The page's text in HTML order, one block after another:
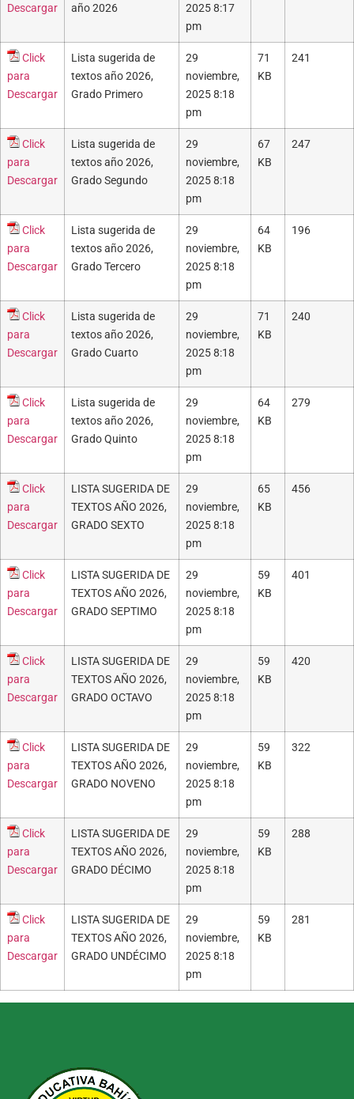
Descargar
año 2026
2025 8:17
pm
Click
para
Descargar
Lista sugerida de
textos año 2026,
Grado Primero
29
noviembre,
2025 8:18
pm
71
KB
241
Click
para
Descargar
Lista sugerida de
textos año 2026,
Grado Segundo
29
noviembre,
2025 8:18
pm
67
KB
247
Click
para
Descargar
Lista sugerida de
textos año 2026,
Grado Tercero
29
noviembre,
2025 8:18
pm
64
KB
196
Click
para
Descargar
Lista sugerida de
textos año 2026,
Grado Cuarto
29
noviembre,
2025 8:18
pm
71
KB
240
Click
para
Descargar
Lista sugerida de
textos año 2026,
Grado Quinto
29
noviembre,
2025 8:18
pm
64
KB
279
Click
para
Descargar
LISTA SUGERIDA DE
TEXTOS AÑO 2026,
GRADO SEXTO
29
noviembre,
2025 8:18
pm
65
KB
456
Click
para
Descargar
LISTA SUGERIDA DE
TEXTOS AÑO 2026,
GRADO SEPTIMO
29
noviembre,
2025 8:18
pm
59
KB
401
Click
para
Descargar
LISTA SUGERIDA DE
TEXTOS AÑO 2026,
GRADO OCTAVO
29
noviembre,
2025 8:18
pm
59
KB
420
Click
para
Descargar
LISTA SUGERIDA DE
TEXTOS AÑO 2026,
GRADO NOVENO
29
noviembre,
2025 8:18
pm
59
KB
322
Click
para
Descargar
LISTA SUGERIDA DE
TEXTOS AÑO 2026,
GRADO DÉCIMO
29
noviembre,
2025 8:18
pm
59
KB
288
Click
para
Descargar
LISTA SUGERIDA DE
TEXTOS AÑO 2026,
GRADO UNDÉCIMO
29
noviembre,
2025 8:18
pm
59
KB
281